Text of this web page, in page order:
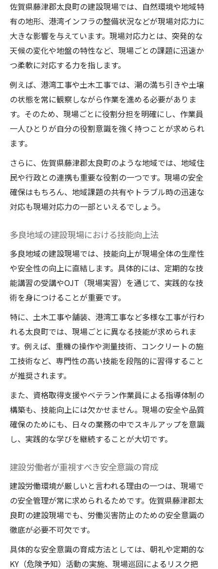
佐賀県藤津郡太良町の建設現場では、自然環境や地域特
有の地形、港湾インフラの整備状況などが現場対応力に
大きな影響を与えています。現場対応力とは、突発的な
天候の変化や地盤の特性など、現場ごとの課題に迅速か
つ柔軟に対応する力を指します。
例えば、港湾工事や土木工事では、潮の満ち引きや土壌
の状態を常に観察しながら作業を進める必要がありま
す。そのため、現場ごとに役割分担を明確にし、作業員
一人ひとりが自分の役割意識を強く持つことが求められ
ます。
さらに、佐賀県藤津郡太良町のような地域では、地域住
民や行政との連携も重要な役割の一つです。現場の安全
確保はもちろん、地域課題の共有やトラブル時の迅速な
対応も現場対応力の一部といえるでしょう。
多良地域の建設現場における技能向上法
多良地域の建設現場では、技能向上が現場全体の生産性
や安全性の向上に直結します。具体的には、定期的な技
能講習の受講やOJT（現場実習）を通じて、実践的な技
術を身につけることが重要です。
特に、土木工事や舗装、港湾工事など多様な工事が行わ
れる太良町では、現場ごとに異なる技能が求められま
す。例えば、重機の操作や測量技術、コンクリートの施
工技術など、専門性の高い技能を段階的に習得すること
が推奨されます。
また、資格取得支援やベテラン作業員による指導体制の
構築も、技能向上には欠かせません。現場の安全や品質
確保のためにも、日々の業務の中でスキルアップを意識
し、実践的な学びを継続することが大切です。
建設労働者が重視すべき安全意識の育成
建設労働環境が厳しいと言われる理由の一つは、現場で
の安全管理が常に求められるためです。佐賀県藤津郡太
良町の建設現場でも、労働災害防止のための安全意識の
徹底が必要不可欠です。
具体的な安全意識の育成方法としては、朝礼や定期的な
KY（危険予知）活動の実施、現場巡回によるリスク把